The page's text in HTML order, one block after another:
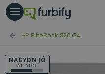
HP EliteBook 820 G4
NAGYON JÓ
ÁLLAPOT
gomb